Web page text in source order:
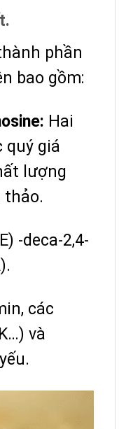
phần
bao gồm:
Hai
quý giá
lượng
thảo.
-deca-2,4-
các
và